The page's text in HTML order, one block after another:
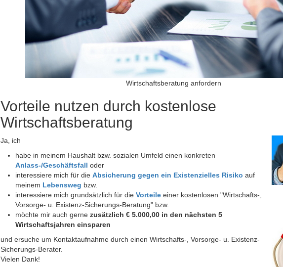
Wirtschaftsberatung anfordern
Vorteile nutzen durch kostenlose
Wirtschaftsberatung
Ja, ich
habe in meinem Haushalt bzw. sozialen Umfeld einen konkreten
Anlass-/Geschäftsfall oder
interessiere mich für die Absicherung gegen ein Existenzielles Risiko auf
meinem Lebensweg bzw.
interessiere mich grundsätzlich für die Vorteile einer kostenlosen "Wirtschafts-,
Vorsorge- u. Existenz-Sicherungs-Beratung" bzw.
möchte mir auch gerne zusätzlich € 5.000,00 in den nächsten 5
Wirtschaftsjahren einsparen
und ersuche um Kontaktaufnahme durch einen Wirtschafts-, Vorsorge- u. Existenz-
Sicherungs-Berater.
Vielen Dank!